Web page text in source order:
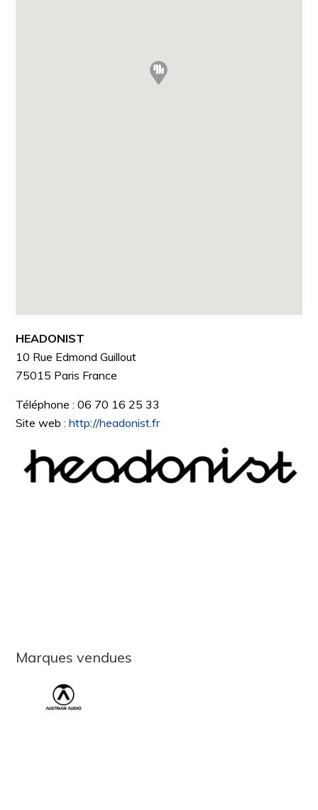
HEADONIST
10 Rue Edmond Guillout
75015 Paris France
Téléphone :06 70 16 25 33
Site web :http://headonist.fr
Marques vendues